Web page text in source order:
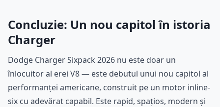
Concluzie: Un nou capitol în istoria
Charger
Dodge Charger Sixpack 2026 nu este doar un
înlocuitor al erei V8 — este debutul unui nou capitol al
performanței americane, construit pe un motor inline-
six cu adevărat capabil. Este rapid, spațios, modern și